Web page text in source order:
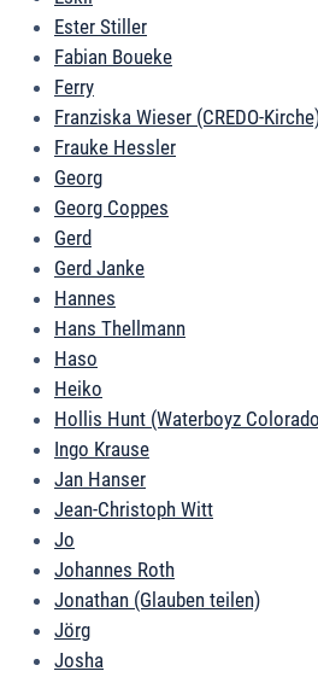
Ester Stiller
Fabian Boueke
Ferry
Franziska Wieser (CREDO-
Frauke Hessler
Georg
Georg Coppes
Gerd
Gerd Janke
Hannes
Hans Thellmann
Haso
Heiko
Hollis Hunt (Waterboyz
Ingo Krause
Jan Hanser
Jean-Christoph Witt
Jo
Johannes Roth
Jonathan (Glauben teilen)
Jörg
Josha